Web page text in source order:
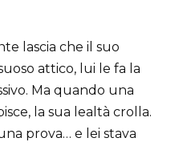
lascia che il suo
attico, lui le fa la
Ma quando una
la sua lealtà crolla.
prova… e lei stava